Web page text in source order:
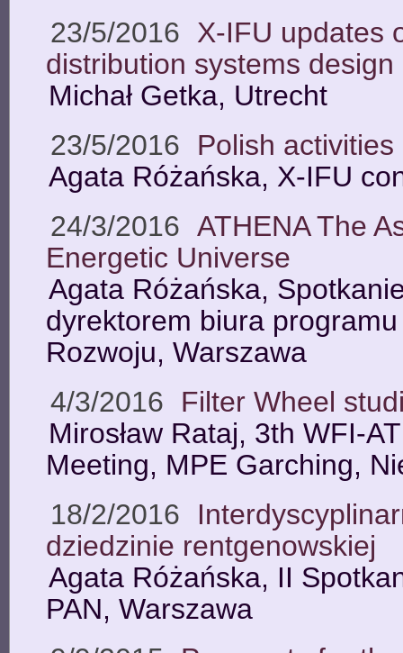
23/5/2016 X-IFU updates
distribution systems design
Michał Getka, Utrecht
23/5/2016
Polish activities
Agata Różańska, X-IFU
24/3/2016 ATHENA The
Energetic Universe
Agata Różańska,
dyrektorem biura
Rozwoju, Warszawa
4/3/2016
Filter Wheel
Mirosław Rataj, 3th WFI-
Meeting, MPE Garching,
18/2/2016
dziedzinie rentgenowskiej
Agata Różańska, II
PAN, Warszawa